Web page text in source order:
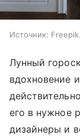
Источник:
Лунный
вдохновение
его в нужное
дизайнеры и